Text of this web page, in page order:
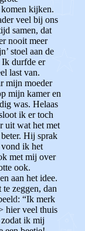
kijken.
veel bij ons
samen, dat
nooit meer
stoel aan de
Ik durfde er
last van.
mijn moeder
mijn kamer en
was. Helaas
ik er toch
uit wat het met
Hij sprak
ik het
met mij over
ook.
aan het idee.
zeggen, dan
“Ik merk
hier veel thuis
ik mij